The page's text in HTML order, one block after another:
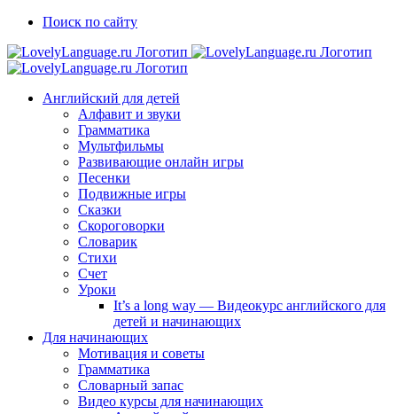
Skip
content
TelegramПоиск по сайту
Английский для детей
Алфавит и звуки
Грамматика
Мультфильмы
Развивающие онлайн игры
Песенки
Подвижные игры
Сказки
Скороговорки
Словарик
Стихи
Счет
Уроки
It’s a long way — Видеокурс английского для
детей и начинающих
Для начинающих
Мотивация и советы
Грамматика
Словарный запас
Видео курсы для начинающих